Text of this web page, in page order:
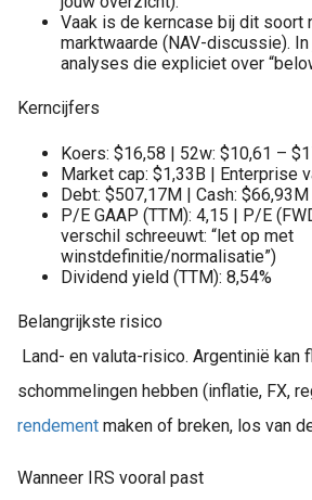
Vaak is de kerncase bij dit soort
marktwaarde (NAV-discussie).
analyses die expliciet over
Kerncijfers
Koers: $16,58 | 52w: $10,61 –
Market cap: $1,33B | Enterprise
Debt: $507,17M | Cash: $66,93M
P/E GAAP (TTM): 4,15 | P/E
verschil schreeuwt: “let op met
winstdefinitie/normalisatie”)
Dividend yield (TTM): 8,54%
Belangrijkste risico
Land- en valuta-risico. Argentinië kan
schommelingen hebben (inflatie, FX,
rendement maken of breken, los van
Wanneer IRS vooral past